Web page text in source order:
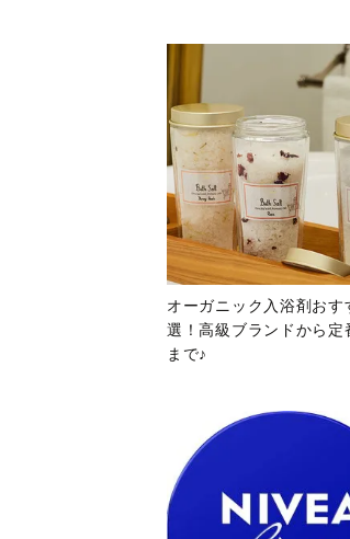
オーガニック入浴剤おす
選！高級ブランドから定
まで♪